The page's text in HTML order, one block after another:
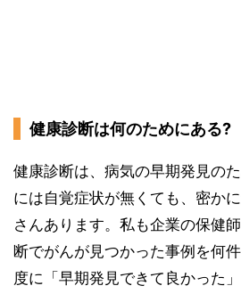
健康診断は何のためにある?
健康診断は、病気の早期発見の
には自覚症状が無くても、密か
さんあります。私も企業の保健
断でがんが見つかった事例を何
度に「早期発見できて良かった